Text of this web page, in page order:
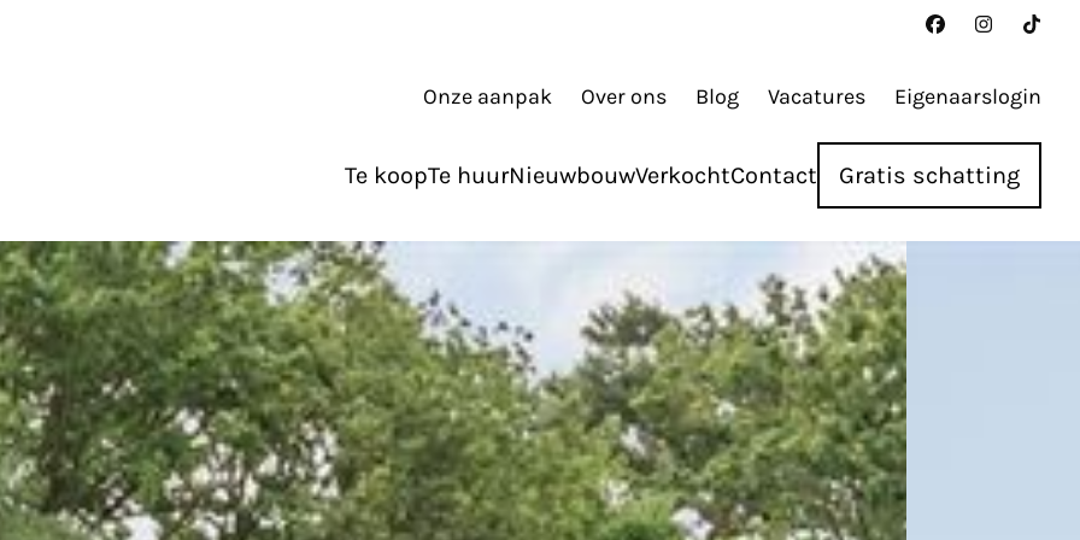
Onze aanpak Over ons Blog Vacatures Eigenaarslogin
Te koopTe huurNieuwbouwVerkochtContact Gratis schatting